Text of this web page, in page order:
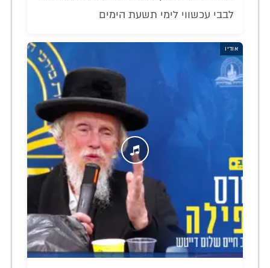
לבבי עכשווי לימי תשעת הימים
אודיו